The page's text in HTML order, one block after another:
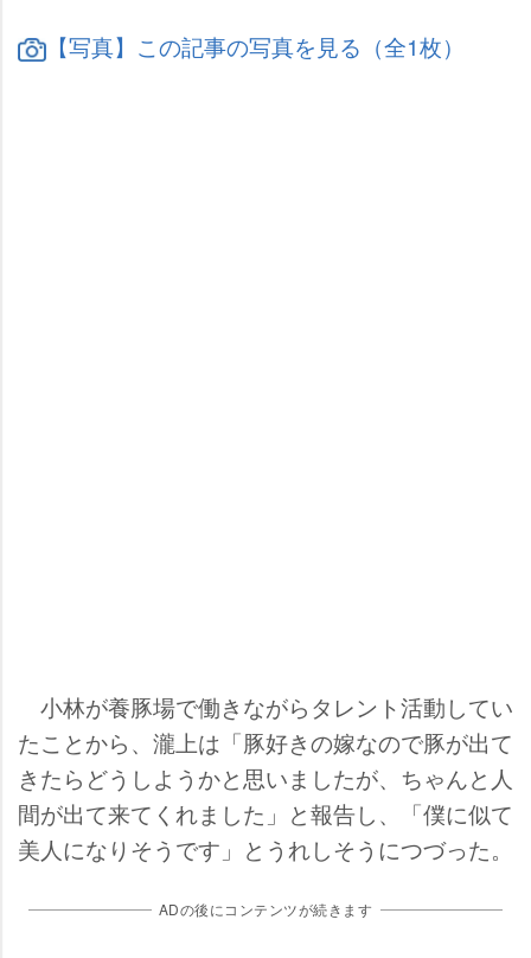
【写真】この記事の写真を見る（全1枚）
小林が養豚場で働きながらタレント活動してい
たことから、瀧上は「豚好きの嫁なので豚が出て
きたらどうしようかと思いましたが、ちゃんと人
間が出て来てくれました」と報告し、「僕に似て
美人になりそうです」とうれしそうにつづった。
ADの後にコンテンツが続きます